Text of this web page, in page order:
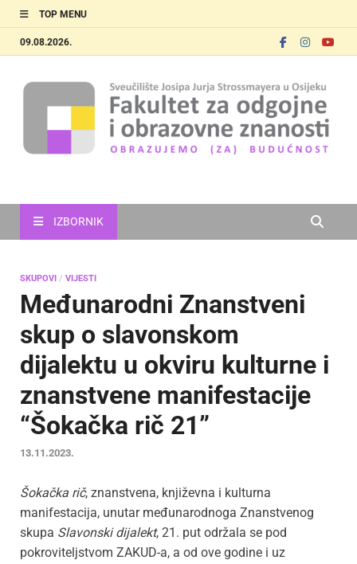
TOP MENU
09.08.2026.
IZBORNIK
SKUPOVI / VIJESTI
Međunarodni Znanstveni
skup o slavonskom
dijalektu u okviru kulturne i
znanstvene manifestacije
“Šokačka rič 21”
13.11.2023.
Šokačka rič, znanstvena, književna i kulturna
manifestacija, unutar međunarodnoga Znanstvenog
skupa Slavonski dijalekt, 21. put održala se pod
pokroviteljstvom ZAKUD-a, a od ove godine i uz